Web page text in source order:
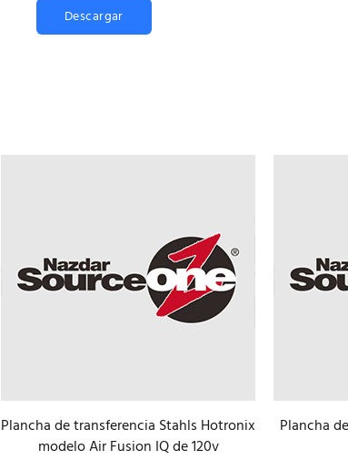
Descargar
Plancha de transferencia Stahls Hotronix
modelo Air Fusion IQ de 120v
Plancha